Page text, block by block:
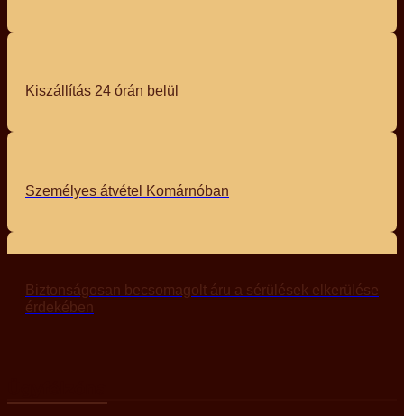
Kiszállítás 24 órán belül
Személyes átvétel Komárnóban
Biztonságosan becsomagolt áru a sérülések elkerülése
érdekében